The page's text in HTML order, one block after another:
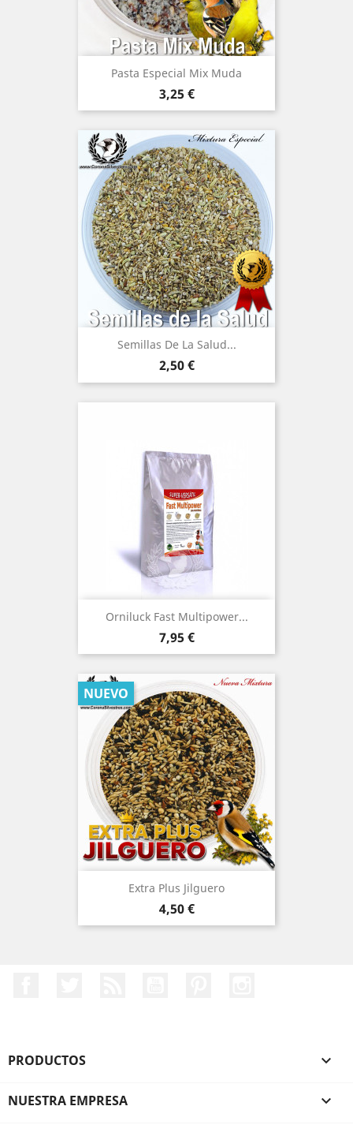
Pasta Especial Mix Muda
Precio
3,25 €
Semillas De La Salud...
Precio
2,50 €
(6)
Orniluck Fast Multipower...
Precio
7,95 €
Extra Plus Jilguero
Precio
4,50 €
NUEVO
PRODUCTOS 
NUESTRA EMPRESA 